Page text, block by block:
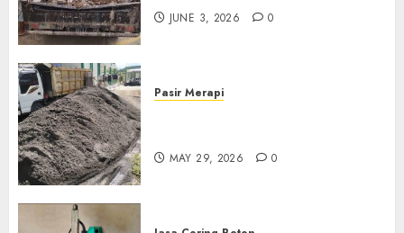
JUNE 3, 2026 0
Pasir Merapi
MAY 29, 2026 0